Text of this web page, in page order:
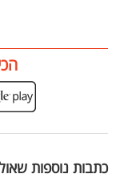
כתבות נוספות